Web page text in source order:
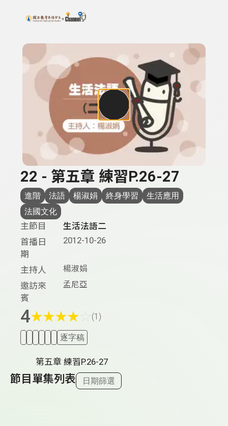
上方功能區塊
搜尋關鍵字：可輸入節目名稱、主持人或關鍵字
22 - 第五章 練習P.26-27
進階 法語 楊淑娟 終身學習
生活應用
法國文化
主節目
生活法語二
首播日
期
2012-10-26
主持人 楊淑娟
邀訪來
賓
孟尼亞
4★★★★ (1)
逐字稿
第五章 練習P.26-27
節目單集列表 日期篩選